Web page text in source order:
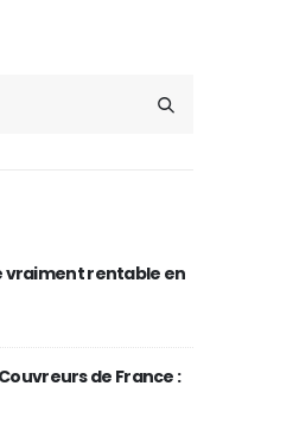
vraiment rentable en
de France :